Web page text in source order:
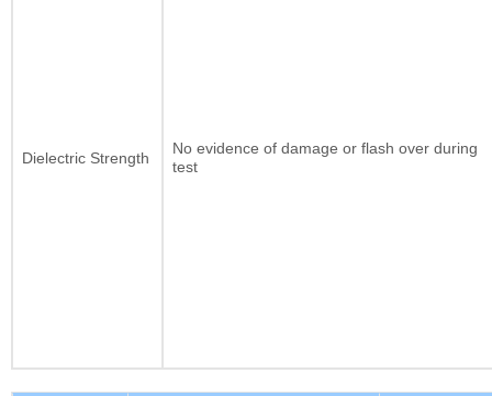
Dielectric Strength
No evidence of damage or flash over during
test